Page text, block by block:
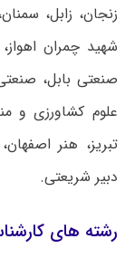
زنجان، زابل،
شهید چمران اهواز،
صنعتی بابل،
علوم کشاورزی و
تبریز، هنر
دبیر شریعتی.
رشته های